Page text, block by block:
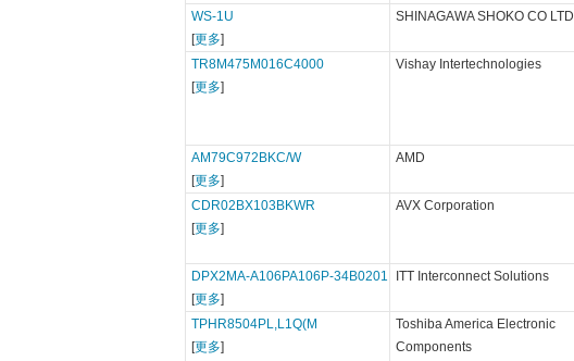
WS-1U
[更多]
SHINAGAWA SHOKO CO LTD
TR8M475M016C4000
[更多]
Vishay Intertechnologies
AM79C972BKC/W
[更多]
AMD
CDR02BX103BKWR
[更多]
AVX Corporation
DPX2MA-A106PA106P-34B0201
[更多]
ITT Interconnect Solutions
TPHR8504PL,L1Q(M
[更多]
Toshiba America Electronic
Components